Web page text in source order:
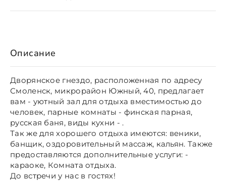
Описание
Дворянское гнездо, расположенная по адресу
Смоленск, микрорайон Южный, 40, предлагает
вам - уютный зал для отдыха вместимостью до
человек, парные комнаты - финская парная,
русская баня, виды кухни - .
Так же для хорошего отдыха имеются: веники,
банщик, оздоровительный массаж, кальян. Также
предоставляются дополнительные услуги: -
караоке, Комната отдыха.
До встречи у нас в гостях!